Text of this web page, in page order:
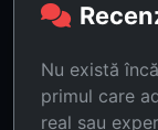
Nu există
primul care
real sau